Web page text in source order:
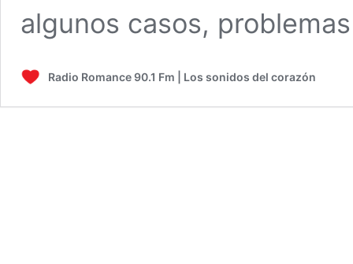
algunos casos,
Radio Romance 90.1 Fm | Los sonidos del corazón